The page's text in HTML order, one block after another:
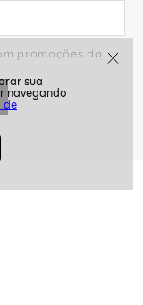
de
promoções da